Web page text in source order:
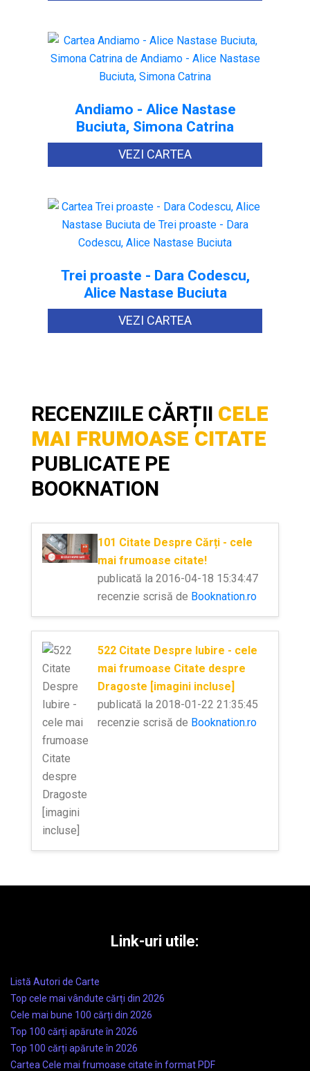
Andiamo - Alice Nastase
Buciuta, Simona Catrina
VEZI CARTEA
Trei proaste - Dara Codescu,
Alice Nastase Buciuta
VEZI CARTEA
RECENZIILE CĂRȚII CELE
MAI FRUMOASE CITATE
PUBLICATE PE
BOOKNATION
101 Citate Despre Cărți - cele
mai frumoase citate!
publicată la 2016-04-18 15:34:47
recenzie scrisă de Booknation.ro
522 Citate Despre Iubire - cele
mai frumoase Citate despre
Dragoste [imagini incluse]
publicată la 2018-01-22 21:35:45
recenzie scrisă de Booknation.ro
Link-uri utile:
Listă Autori de Carte
Top cele mai vândute cărți din 2026
Cele mai bune 100 cărți din 2026
Top 100 cărți apărute în 2026
Top 100 cărți apărute în 2026
Cartea Cele mai frumoase citate în format PDF